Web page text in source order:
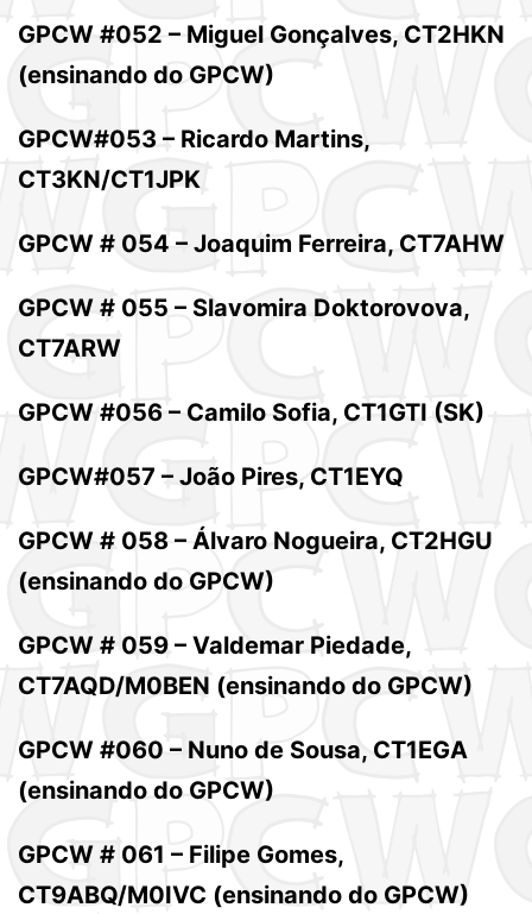
GPCW #052 – Miguel Gonçalves, CT2HKN
(ensinando do GPCW)
GPCW#053 – Ricardo Martins,
CT3KN/CT1JPK
GPCW # 054 – Joaquim Ferreira, CT7AHW
GPCW # 055 – Slavomira Doktorovova,
CT7ARW
GPCW #056 – Camilo Sofia, CT1GTI (SK)
GPCW#057 – João Pires, CT1EYQ
GPCW # 058 – Álvaro Nogueira, CT2HGU
(ensinando do GPCW)
GPCW # 059 – Valdemar Piedade,
CT7AQD/M0BEN (ensinando do GPCW)
GPCW #060 – Nuno de Sousa, CT1EGA
(ensinando do GPCW)
GPCW # 061 – Filipe Gomes,
CT9ABQ/M0IVC (ensinando do GPCW)